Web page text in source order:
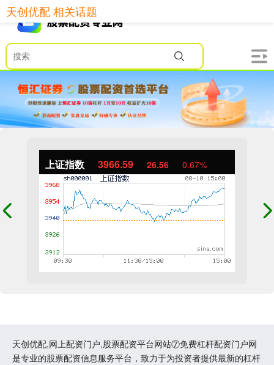
上证指数 3966.59 26.56 0.67%
天创优配,网上配资门户,股票配资平台网站⑦免费杠杆配资门户网
是专业的股票配资信息服务平台，致力于为投资者提供最新的杠杆
天创优配 相关话题